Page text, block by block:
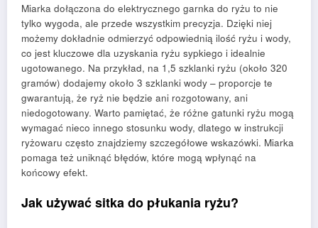
Miarka dołączona do elektrycznego garnka do ryżu to nie
tylko wygoda, ale przede wszystkim precyzja. Dzięki niej
możemy dokładnie odmierzyć odpowiednią ilość ryżu i wody,
co jest kluczowe dla uzyskania ryżu sypkiego i idealnie
ugotowanego. Na przykład, na 1,5 szklanki ryżu (około 320
gramów) dodajemy około 3 szklanki wody – proporcje te
gwarantują, że ryż nie będzie ani rozgotowany, ani
niedogotowany. Warto pamiętać, że różne gatunki ryżu mogą
wymagać nieco innego stosunku wody, dlatego w instrukcji
ryżowaru często znajdziemy szczegółowe wskazówki. Miarka
pomaga też uniknąć błędów, które mogą wpłynąć na
końcowy efekt.
Jak używać sitka do płukania ryżu?